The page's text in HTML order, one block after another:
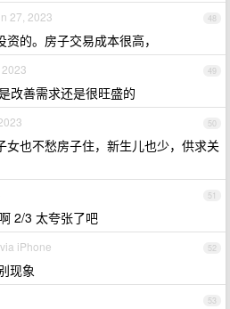
48
27, 2023
的。房子交易成本很高，
49
改善需求还是很旺盛的
50
女也不愁房子住，新生儿也少，供求关
51
2/3 太夸张了吧
52
iPhone
现象
53